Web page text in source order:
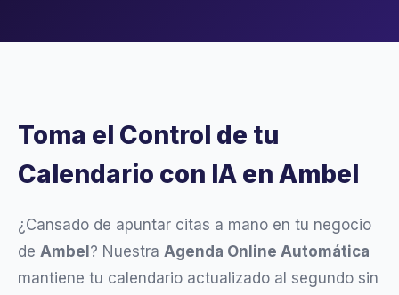
Toma el Control de tu
Calendario con IA en Ambel
¿Cansado de apuntar citas a mano en tu negocio
de Ambel ? Nuestra Agenda Online Automática
mantiene tu calendario actualizado al segundo sin